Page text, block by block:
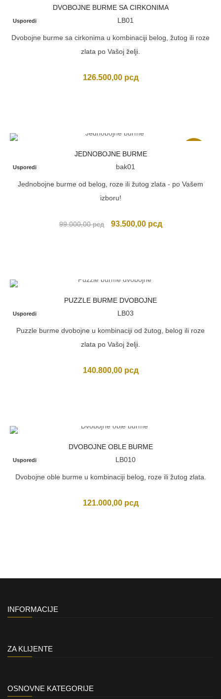
DVOBOJNE BURME SA CIRKONIMA
Usporedi LB01
Dvobojne burme sa cirkonima u kombinaciji belog, žutog ili roze
zlata po Vašoj želji.
126.500,00 рсд
JEDNOBOJNE BURME
Usporedi bak01
Jednobojne burme od belog, roze ili žutog zlata - po Vašem
izboru!
99.000,00рсд
Originalna
93.500,00 рсдTrenutna
PUZZLE BURME DVOBOJNE
Usporedi LB03
Puzzle burme dvobojne u kombinaciji od žutog, belog ili roze
zlata po Vašoj želji.
140.800,00 рсд
DVOBOJNE OBLE BURME
Usporedi LB010
Dvobojne oble burme u kombinaciji belog, roze ili žutog zlata.
121.000,00 рсд
INFORMACIJE
ZA KLIJENTE
OSNOVNE KATEGORIJE